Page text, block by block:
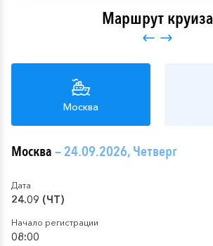
Маршрут круиза
Москва
Москва— 24.09.2026, Четверг
Дата
24.09 (ЧТ)
Начало регистрации
08:00